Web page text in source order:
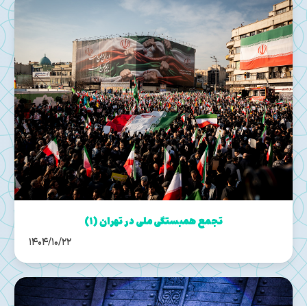
تجمع همبستگی ملی در تهران (۱)
1404/10/22